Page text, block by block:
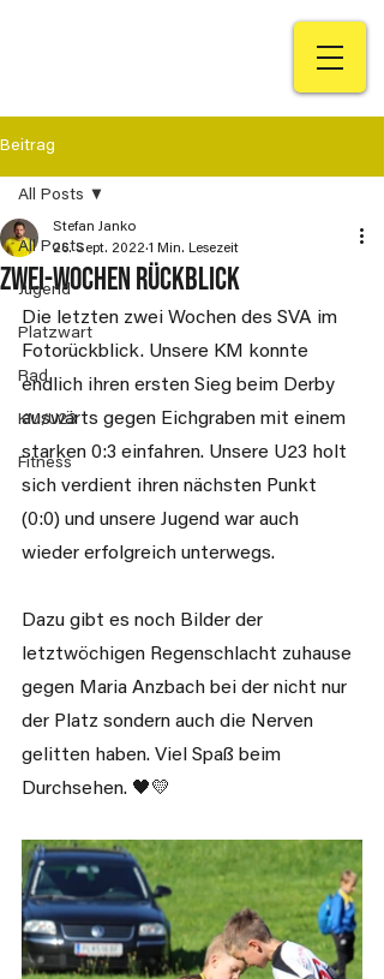
Beitrag
All Posts
Jugend
Platzwart
Rad
KM/U23
Fitness
All Posts
Zwei-Wochen Rückblick
Stefan Janko
26. Sept. 2022 1 Min. Lesezeit
Die letzten zwei Wochen des SVA im
Fotorückblick. Unsere KM konnte
endlich ihren ersten Sieg beim Derby
auswärts gegen Eichgraben mit einem
starken 0:3 einfahren. Unsere U23 holt
sich verdient ihren nächsten Punkt
(0:0) und unsere Jugend war auch
wieder erfolgreich unterwegs.
Dazu gibt es noch Bilder der
letztwöchigen Regenschlacht zuhause
gegen Maria Anzbach bei der nicht nur
der Platz sondern auch die Nerven
gelitten haben. Viel Spaß beim
Durchsehen. 🖤💛